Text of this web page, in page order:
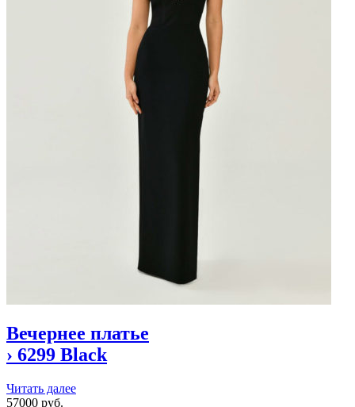
Вечернее платье
› 6299 Black
Читать далее
57000 руб.